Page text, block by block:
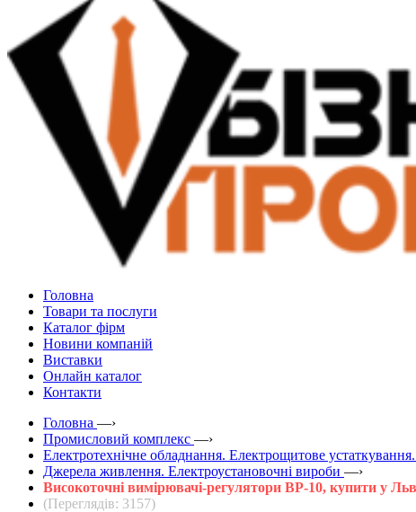
Головна
Товари та послуги
Каталог фірм
Новини компаній
Виставки
Онлайн каталог
Контакти
Головна —›
Промисловий комплекс —›
Електротехнічне обладнання. Електрощитове устаткування.
Джерела живлення. Електроустановочні вироби —›
Високоточні вимірювачі-регулятори ВР-10, купити у
(Переглядів: 3157)